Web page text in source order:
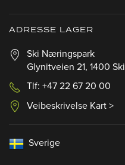
ADRESSE LAGER
Ski Næringspark
Glynitveien 21, 1400 Ski
Tlf: +47 22 67 20 00
Veibeskrivelse Kart >
Sverige